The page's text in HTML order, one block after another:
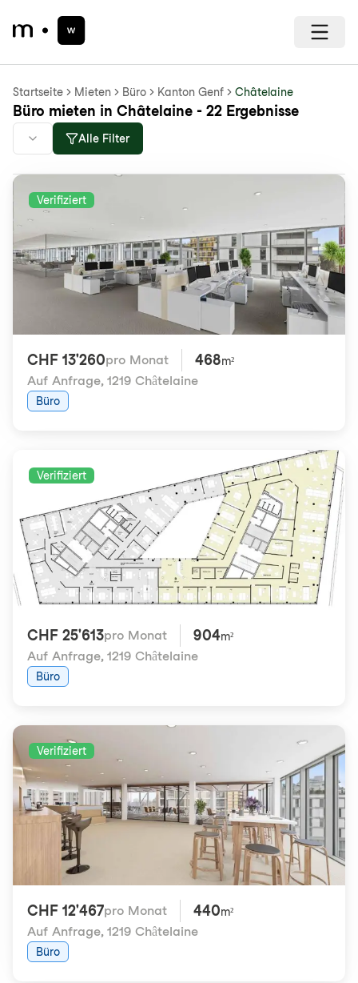
Startseite Mieten Büro Kanton Genf Châtelaine
Büro mieten in Châtelaine - 22 Ergebnisse
Alle Filter
Verifiziert
CHF 13'260pro Monat 468m²
Auf Anfrage, 1219 Châtelaine
Büro
Verifiziert
CHF 25'613pro Monat 904m²
Auf Anfrage, 1219 Châtelaine
Büro
Verifiziert
CHF 12'467pro Monat 440m²
Auf Anfrage, 1219 Châtelaine
Büro